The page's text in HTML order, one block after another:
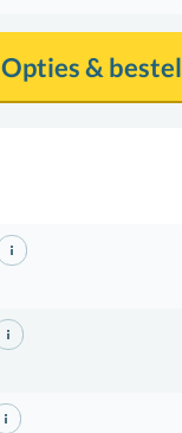
Opties & bestel